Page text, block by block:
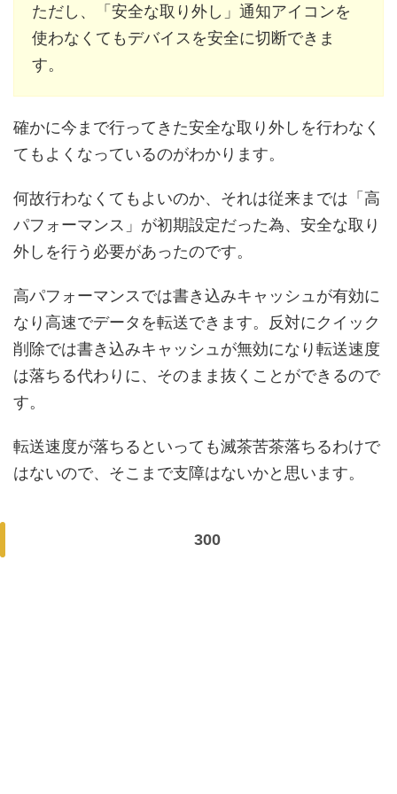
ただし、「安全な取り外し」通知アイコンを
使わなくてもデバイスを安全に切断できま
す。
確かに今まで行ってきた安全な取り外しを行わなく
てもよくなっているのがわかります。
何故行わなくてもよいのか、それは従来までは「高
パフォーマンス」が初期設定だった為、安全な取り
外しを行う必要があったのです。
高パフォーマンスでは書き込みキャッシュが有効に
なり高速でデータを転送できます。反対にクイック
削除では書き込みキャッシュが無効になり転送速度
は落ちる代わりに、そのまま抜くことができるので
す。
転送速度が落ちるといっても滅茶苦茶落ちるわけで
はないので、そこまで支障はないかと思います。
300